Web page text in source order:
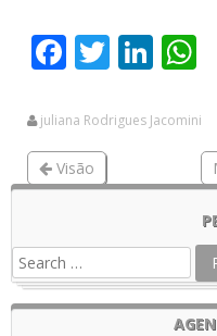
Facebook
Twitter
juliana Rodrigues Jacomini
Visão